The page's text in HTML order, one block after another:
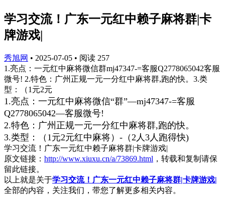
学习交流！广东一元红中赖子麻将群|卡
牌游戏|
秀旭网 • 2025-07-05 • 阅读 257
1.亮点：一元红中麻将微信群mj47347-=客服Q2778065042客服
微号! 2.特色：广州正规一元一分红中麻将群,跑的快。3.类
型：（1元2元
1.亮点：一元红中麻将微信“群”—mj47347-=客服
Q2778065042—客服微号!
2.特色：广州正规一元一分红中麻将群,跑的快。
3.类型：（1元2元红中麻将）-（2人3人跑得快)
学习交流！广东一元红中赖子麻将群|卡牌游戏|
原文链接： http://www.xiuxu.cn/a/73869.html ，转载和复制请保
留此链接。
以上就是关于学习交流！广东一元红中赖子麻将群|卡牌游戏|
全部的内容，关注我们，带您了解更多相关内容。